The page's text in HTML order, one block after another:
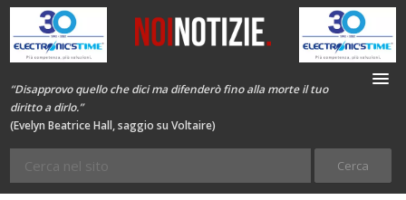
“Disapprovo quello che dici ma difenderò fino alla morte il tuo
diritto a dirlo.”
(Evelyn Beatrice Hall, saggio su Voltaire)